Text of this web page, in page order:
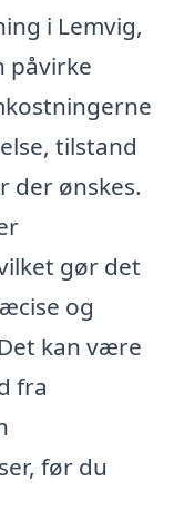
i Lemvig,
påvirke
tilstand
der ønskes.
gør det
og
kan være
fra
før du